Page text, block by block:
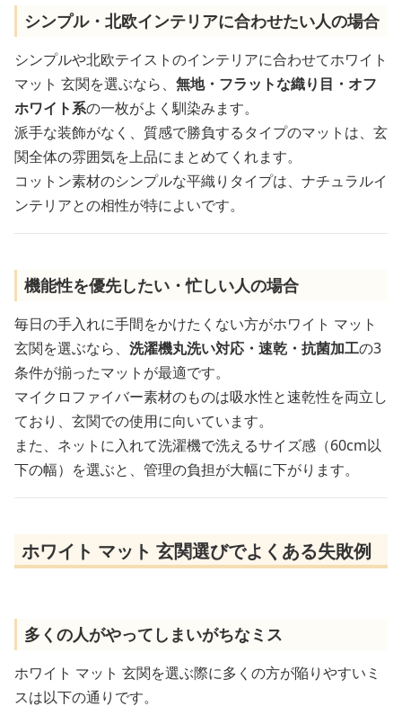
シンプル・北欧インテリアに合わせたい人の場合
シンプルや北欧テイストのインテリアに合わせてホワイト
マット 玄関を選ぶなら、 無地・フラットな織り目・オフ
ホワイト系の一枚がよく馴染みます。
派手な装飾がなく、質感で勝負するタイプのマットは、玄
関全体の雰囲気を上品にまとめてくれます。
コットン素材のシンプルな平織りタイプは、ナチュラルイ
ンテリアとの相性が特によいです。
機能性を優先したい・忙しい人の場合
毎日の手入れに手間をかけたくない方がホワイト マット
玄関を選ぶなら、 洗濯機丸洗い対応・速乾・抗菌加工の3
条件が揃ったマットが最適です。
マイクロファイバー素材のものは吸水性と速乾性を両立し
ており、玄関での使用に向いています。
また、ネットに入れて洗濯機で洗えるサイズ感（60cm以
下の幅）を選ぶと、管理の負担が大幅に下がります。
ホワイト マット 玄関選びでよくある失敗例
多くの人がやってしまいがちなミス
ホワイト マット 玄関を選ぶ際に多くの方が陥りやすいミ
スは以下の通りです。